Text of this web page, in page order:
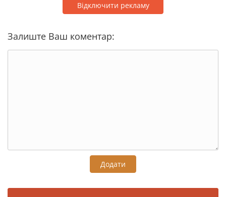
Відключити рекламу
Залиште Ваш коментар:
Додати